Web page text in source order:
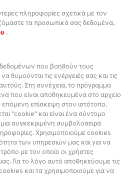
πληροφορίες σχετικά με τον
τα προσωπικά σας δεδομένα,
.
δεδομένων που βοηθούν τους
θυμούνται τις ενέργειές σας και τις
Στη συνέχεια, το πρόγραμμα
που είναι αποθηκευμένα στο αρχείο
επίσκεψη στον ιστότοπο.
"cookie" και είναι ένα σύντομο
συγκεκριμένη συμβολοσειρά
Χρησιμοποιούμε cookies
των υπηρεσιών μας και για να
με τον οποίο οι χρήστες
Για το λόγο αυτό αποθηκεύουμε τις
και τα χρησιμοποιούμε για να